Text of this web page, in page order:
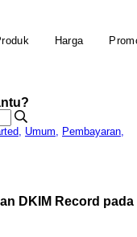
Harga
, Umum, Pembayaran,
DKIM Record pada